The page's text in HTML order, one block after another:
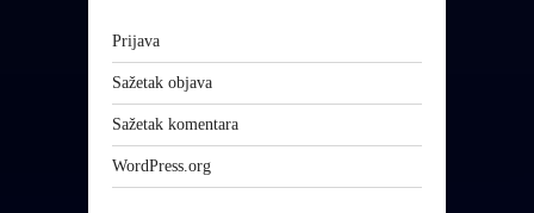
Prijava
Sažetak objava
Sažetak komentara
WordPress.org